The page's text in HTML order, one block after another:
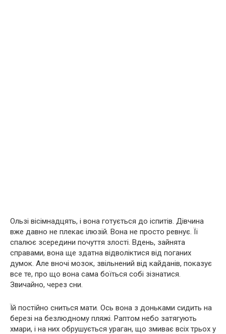
Ользі вісімнадцять, і вона готується до іспитів. Дівчина
вже давно не плекає ілюзій. Вона не просто ревнує. Її
спалює зсередини почуття злості. Вдень, зайнята
справами, вона ще здатна відволіктися від поганих
думок. Але вночі мозок, звільнений від кайданів, показує
все те, про що вона сама боїться собі зізнатися.
Звичайно, через сни.
Їй постійно сниться мати. Ось вона з доньками сидить на
березі на безлюдному пляжі. Раптом небо затягують
хмари, і на них обрушується ураган, що змиває всіх трьох у